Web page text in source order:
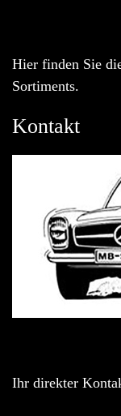
Hier finden Sie
Sortiments.
Kontakt
Ihr direkter